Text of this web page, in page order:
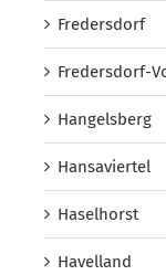
Fredersdorf
Fredersdorf-
Hangelsberg
Hansaviertel
Haselhorst
Havelland